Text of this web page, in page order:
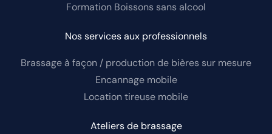
Formation Boissons sans alcool
Nos services aux professionnels
Brassage à façon / production de bières sur mesure
Encannage mobile
Location tireuse mobile
Ateliers de brassage